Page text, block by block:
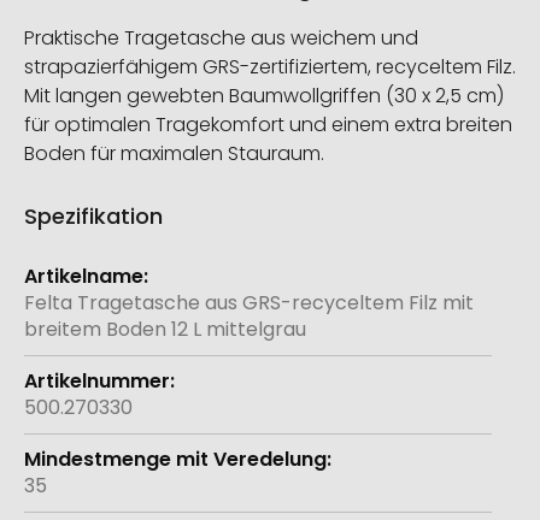
Praktische Tragetasche aus weichem und
strapazierfähigem GRS-zertifiziertem, recyceltem Filz.
Mit langen gewebten Baumwollgriffen (30 x 2,5 cm)
für optimalen Tragekomfort und einem extra breiten
Boden für maximalen Stauraum.
Spezifikation
Weitere
Informationen
Felta Tragetasche aus GRS-recyceltem Filz mit
breitem Boden 12 L mittelgrau
500.270330
35